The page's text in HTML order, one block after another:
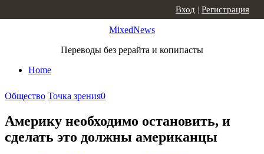
MixedNews
Переводы без рерайта и копипасты
Home
Вход | Регистрация
Общество Точка зрения0
Америку необходимо остановить, и
сделать это должны американцы